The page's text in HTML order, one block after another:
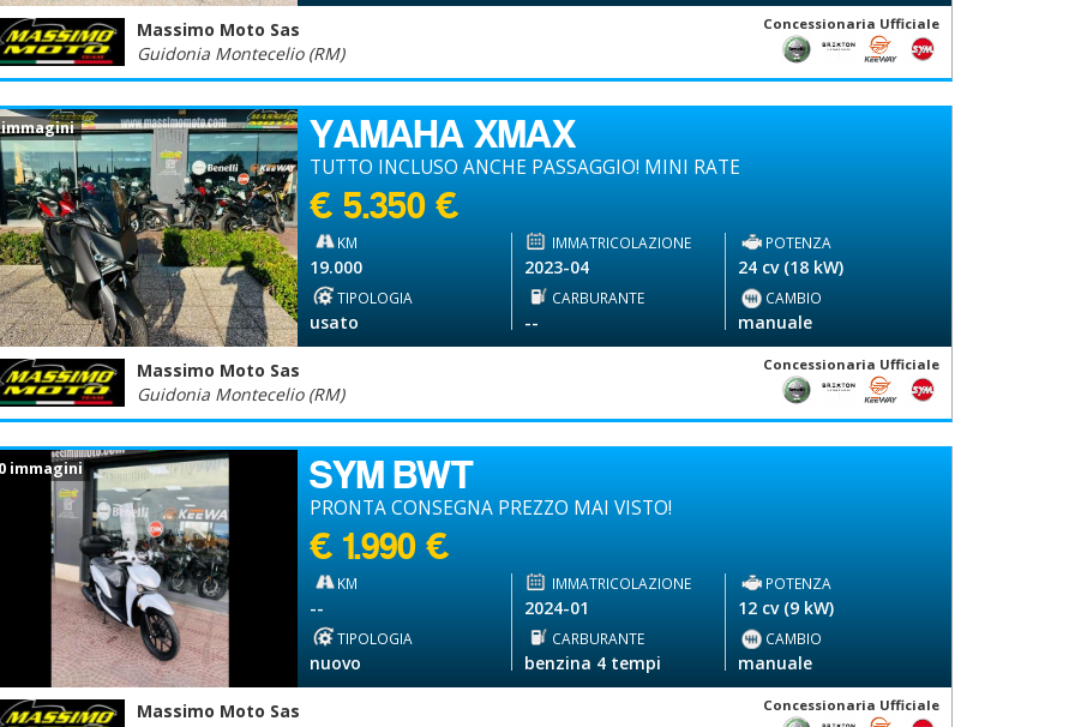
Massimo Moto Sas
Guidonia Montecelio (RM)
Concessionaria Ufficiale
immagini YAMAHA XMAX
TUTTO INCLUSO ANCHE PASSAGGIO! MINI RATE
€ 5.350 €
KM
19.000
IMMATRICOLAZIONE
2023-04
POTENZA
24 cv (18 kW)
TIPOLOGIA
usato
CARBURANTE
--
CAMBIO
manuale
Massimo Moto Sas
Guidonia Montecelio (RM)
Concessionaria Ufficiale
immagini SYM BWT
PRONTA CONSEGNA PREZZO MAI VISTO!
€ 1.990 €
KM
--
IMMATRICOLAZIONE
2024-01
POTENZA
12 cv (9 kW)
TIPOLOGIA
nuovo
CARBURANTE
benzina 4 tempi
CAMBIO
manuale
Massimo Moto Sas
Concessionaria Ufficiale